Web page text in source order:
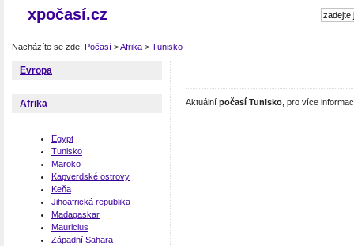
xpočasí.cz
Nacházíte se zde: Počasí >Afrika > Tunisko
Evropa
Afrika
Egypt
Tunisko
Maroko
Kapverdské ostrovy
Keňa
Jihoafrická republika
Madagaskar
Mauricius
Západní Sahara
Aktuální počasí Tunisko , pro více